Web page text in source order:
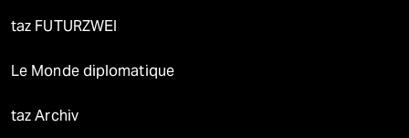
taz FUTURZWEI
Le Monde diplomatique
taz Archiv